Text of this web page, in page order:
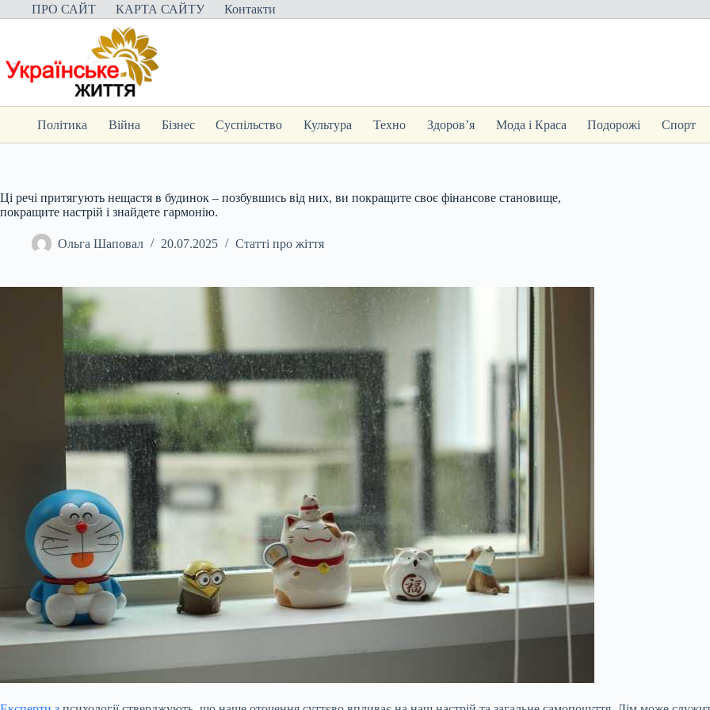
Перейти
до
ПРО САЙТ КАРТА САЙТУ Контакти
Політика Війна Бізнес Суспільство Культура Техно Здоров’я Мода і Краса Подорожі Спорт
Ці речі притягують нещастя в будинок – позбувшись від них, ви покращите своє фінансове становище,
покращите настрій і знайдете гармонію.
Ольга Шаповал 20.07.2025 Статті про жіття